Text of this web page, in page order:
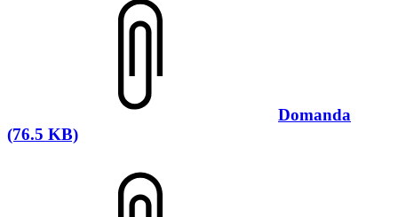
Domanda
(76.5 KB)